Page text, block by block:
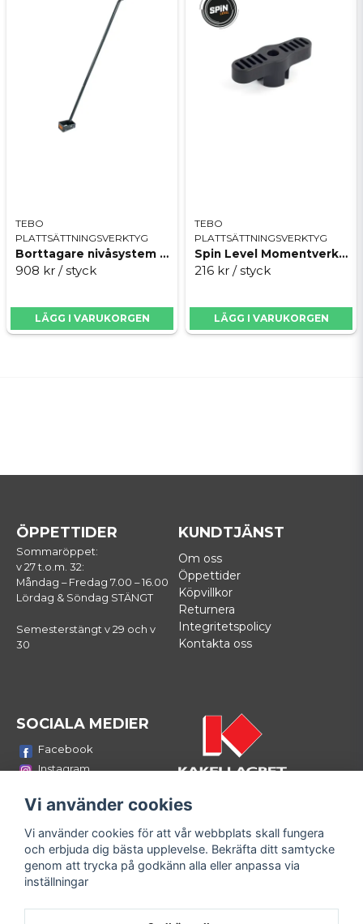
TEBO
PLATTSÄTTNINGSVERKTYG
Borttagare nivåsystem Spin level
908 kr / styck
LÄGG I VARUKORGEN
TEBO
PLATTSÄTTNINGSVERKTYG
Spin Level Momentverktyg
216 kr / styck
LÄGG I VARUKORGEN
ÖPPETTIDER
Sommaröppet:
v 27 t.o.m. 32:
Måndag – Fredag 7.00 – 16.00
Lördag & Söndag STÄNGT
Semesterstängt v 29 och v
30
KUNDTJÄNST
Om oss
Öppettider
Köpvillkor
Returnera
Integritetspolicy
Kontakta oss
SOCIALA MEDIER
Facebook
Instagram
LinkedIn
Bli medlem i vårt nyhetsbrev
email
Mejladress
Fyll i din e-mailadress och ta del av våra nyheter och
Vi använder cookies
Vi använder cookies för att vår webbplats skall fungera
och erbjuda dig bästa upplevelse. Bekräfta ditt samtycke
genom att trycka på godkänn alla eller anpassa via
inställningar